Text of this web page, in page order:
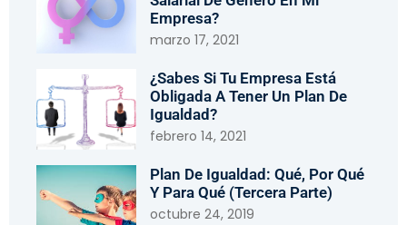
Empresa?
marzo 17, 2021
¿Sabes Si Tu Empresa Está
Obligada A Tener Un Plan De
Igualdad?
febrero 14, 2021
Plan De Igualdad: Qué, Por Qué
Y Para Qué (tercera Parte)
octubre 24, 2019